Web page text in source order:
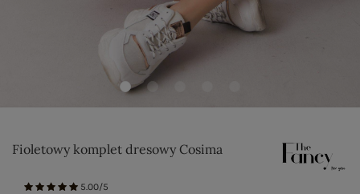
Fioletowy komplet dresowy Cosima
5.00/5